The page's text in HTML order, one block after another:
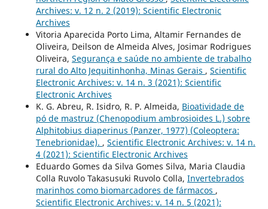
Archives: v. 12 n. 2 (2019): Scientific Electronic
Archives
Vitoria Aparecida Porto Lima, Altamir Fernandes de
Oliveira, Deilson de Almeida Alves, Josimar Rodrigues
Oliveira, Segurança e saúde no ambiente de trabalho
rural do Alto Jequitinhonha, Minas Gerais , Scientific
Electronic Archives: v. 14 n. 3 (2021): Scientific
Electronic Archives
K. G. Abreu, R. Isidro, R. P. Almeida, Bioatividade de
pó de mastruz (Chenopodium ambrosioides L.) sobre
Alphitobius diaperinus (Panzer, 1977) (Coleoptera:
Tenebrionidae). , Scientific Electronic Archives: v. 14 n.
4 (2021): Scientific Electronic Archives
Eduardo Gomes da Silva Gomes Silva, Maria Claudia
Colla Ruvolo Takasusuki Ruvolo Colla, Invertebrados
marinhos como biomarcadores de fármacos ,
Scientific Electronic Archives: v. 14 n. 5 (2021):